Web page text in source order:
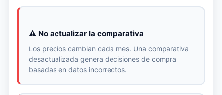
⚠️ No actualizar la comparativa
Los precios cambian cada mes. Una comparativa
desactualizada genera decisiones de compra
basadas en datos incorrectos.